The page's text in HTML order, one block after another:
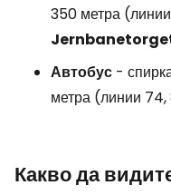
350 метра (линии
Автобус -
метра (линии
Какво да